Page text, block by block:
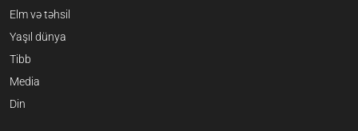
Elm və təhsil
Yaşıl dünya
Tibb
Media
Din